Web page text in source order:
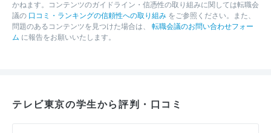
かねます。コンテンツのガイドライン・信憑性の取り組みに関しては転職会
議の 口コミ・ランキングの信頼性への取り組み をご参照ください。また、
問題のあるコンテンツを見つけた場合は、 転職会議のお問い合わせフォー
ム に報告をお願いいたします。
テレビ東京の学生から評判・口コミ